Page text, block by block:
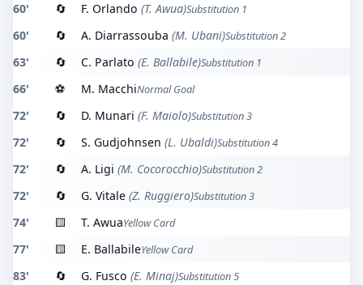
60' 🔄 F. Orlando (T. Awua)Substitution 1
60' 🔄 A. Diarrassouba (M. Ubani)Substitution 2
63' 🔄 C. Parlato (E. Ballabile)Substitution 1
66' ⚽ M. MacchiNormal Goal
72' 🔄 D. Munari (F. Maiolo)Substitution 3
72' 🔄 S. Gudjohnsen (L. Ubaldi)Substitution 4
72' 🔄 A. Ligi (M. Cocorocchio)Substitution 2
72' 🔄 G. Vitale (Z. Ruggiero)Substitution 3
74' 🟨 T. AwuaYellow Card
77' 🟨 E. BallabileYellow Card
83' 🔄 G. Fusco (E. Minaj)Substitution 5